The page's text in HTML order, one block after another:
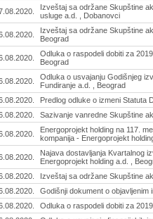
Izveštaj sa održane Skupštine
usluge a.d. , Dobanovci
Izveštaj sa održane Skupštine
Beograd
Odluka o raspodeli dobiti za
Beograd
Odluka o usvajanju Godišnjeg
Fundiranje a.d. , Beograd
Predlog odluke o izmeni Statuta
Sazivanje vanredne Skupštine
Energoprojekt holding na 117.
kompanija - Energoprojekt
Najava dostavljanja Kvartalnog
Energoprojekt holding a.d. ,
Izveštaj sa održane Skupštine
Godišnji dokument o
Odluka o raspodeli dobiti za